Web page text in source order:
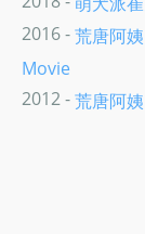
2016 -荒唐阿
Movie
2012 -荒唐阿